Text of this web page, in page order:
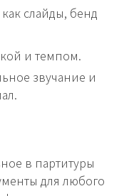
слайды, бенд
и темпом.
звучание и
в партитуры
для любого